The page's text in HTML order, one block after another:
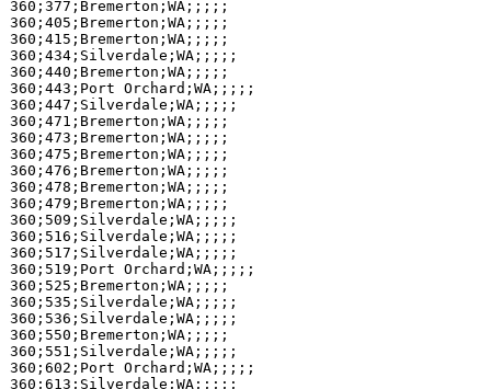
360;377;Bremerton;WA;;;;;
360;405;Bremerton;WA;;;;;
360;415;Bremerton;WA;;;;;
360;434;Silverdale;WA;;;;;
360;440;Bremerton;WA;;;;;
360;443;Port Orchard;WA;;;;;
360;447;Silverdale;WA;;;;;
360;471;Bremerton;WA;;;;;
360;473;Bremerton;WA;;;;;
360;475;Bremerton;WA;;;;;
360;476;Bremerton;WA;;;;;
360;478;Bremerton;WA;;;;;
360;479;Bremerton;WA;;;;;
360;509;Silverdale;WA;;;;;
360;516;Silverdale;WA;;;;;
360;517;Silverdale;WA;;;;;
360;519;Port Orchard;WA;;;;;
360;525;Bremerton;WA;;;;;
360;535;Silverdale;WA;;;;;
360;536;Silverdale;WA;;;;;
360;550;Bremerton;WA;;;;;
360;551;Silverdale;WA;;;;;
360;602;Port Orchard;WA;;;;;
360;613;Silverdale;WA;;;;;